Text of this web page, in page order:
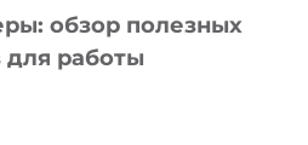
обзор полезных
для работы